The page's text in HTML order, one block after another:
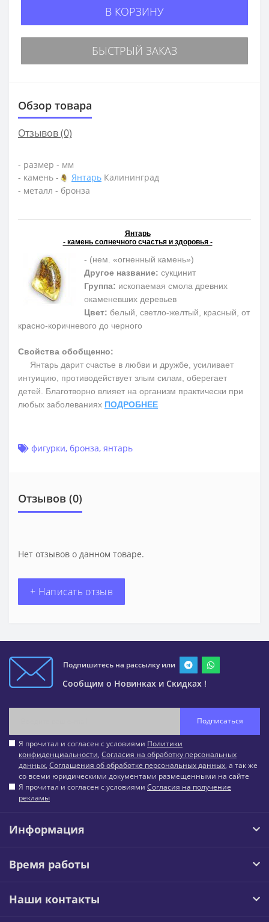
В КОРЗИНУ
БЫСТРЫЙ ЗАКАЗ
Обзор товара
Отзывов (0)
- размер - мм
- камень -
Янтарь Калининград
- металл - бронза
Янтарь
- камень солнечного счастья и здоровья -
- (нем. «огненный камень»)
Другое название: сукцинит
Группа: ископаемая смола древних
окаменевших деревьев
Цвет: белый, светло-желтый, красный, от
красно-коричневого до черного
Свойства обобщенно:
Янтарь дарит счастье в любви и дружбе, усиливает
интуицию, противодействует злым силам, оберегает
детей. Благотворно влияет на организм практически при
любых заболеваниях ПОДРОБНЕЕ
фигурки, бронза, янтарь
Отзывов (0)
Нет отзывов о данном товаре.
+ Написать отзыв
Подпишитесь на рассылку или
Сообщим о Новинках и Скидках !
Подписаться
Я прочитал и согласен с условиями Политики
конфиденциальности, Согласия на обработку персональных
данных, Соглашения об обработке персональных данных, а так же
со всеми юридическими документами размещенными на сайте
Я прочитал и согласен с условиями Согласия на получение
рекламы
Информация
Время работы
Наши контакты